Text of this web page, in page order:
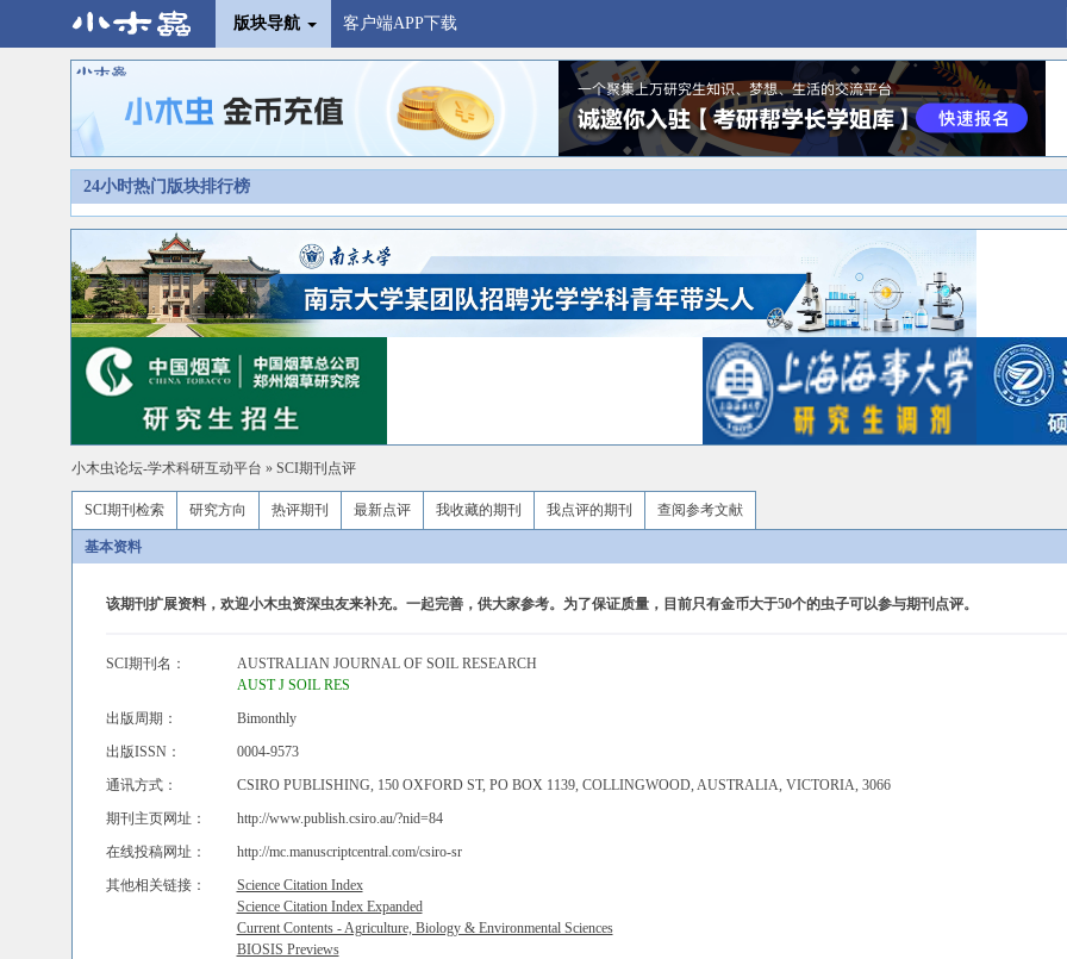
版块导航 客户端APP下载
24小时热门版块排行榜
小木虫论坛-学术科研互动平台 » SCI期刊点评
SCI期刊检索 研究方向 热评期刊 最新点评 我收藏的期刊 我点评的期刊 查阅参考文献
基本资料
该期刊扩展资料，欢迎小木虫资深虫友来补充。一起完善，供大家参考。为了保证质量，目前只有金币大于50个的虫子可以参与期刊点评。
SCI期刊名：
AUSTRALIAN JOURNAL OF SOIL RESEARCH
AUST J SOIL RES
出版周期：
Bimonthly
出版ISSN：
0004-9573
通讯方式：
CSIRO PUBLISHING, 150 OXFORD ST, PO BOX 1139, COLLINGWOOD, AUSTRALIA, VICTORIA, 3066
期刊主页网址：
http://www.publish.csiro.au/?nid=84
在线投稿网址：
http://mc.manuscriptcentral.com/csiro-sr
其他相关链接：
Science Citation Index
Science Citation Index Expanded
Current Contents - Agriculture, Biology & Environmental Sciences
BIOSIS Previews